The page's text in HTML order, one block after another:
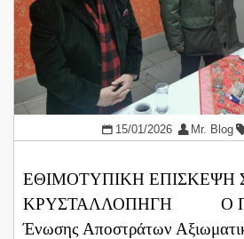
15/01/2026 Mr. Blog
ΕΘΙΜΟΤΥΠΙΚΗ ΕΠΙΣΚΕΨΗ
ΚΡΥΣΤΑΛΛΟΠΗΓΗ Ο
Ένωσης Αποστράτων